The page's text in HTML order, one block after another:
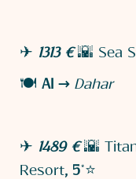
✈ 1313 €🌇 Sea
🍽️ AI → Dahar
✈ ​ 1489 €🌇
Resort, 5*⭐